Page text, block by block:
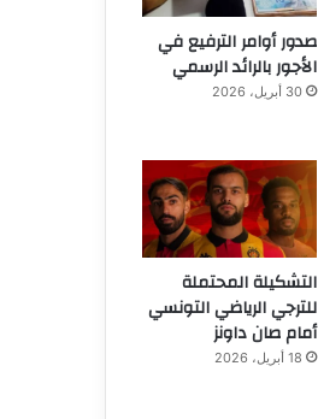
صدور أوامر الترفيع في
الأجور بالرائد الرسمي
30 أبريل، 2026
التشكيلة المحتملة
للترجي الرياضي التونسي
أمام صان داونز
18 أبريل، 2026